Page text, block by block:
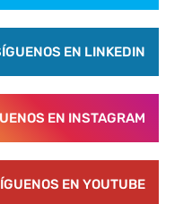
EN LINKEDIN
EN INSTAGRAM
EN YOUTUBE